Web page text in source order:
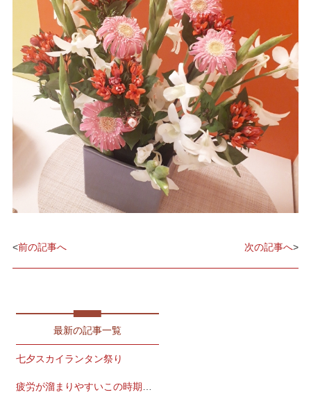
<前の記事へ 次の記事へ>
最新の記事一覧
七夕スカイランタン祭り